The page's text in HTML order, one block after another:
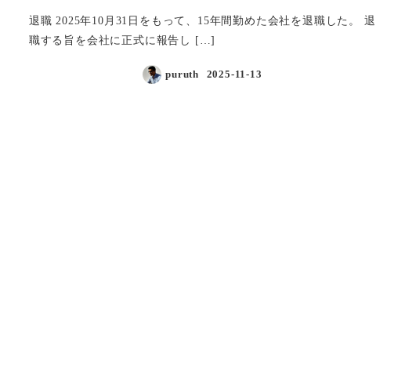
退職 2025年10月31日をもって、15年間勤めた会社を退職した。 退
職する旨を会社に正式に報告し […]
puruth 2025-11-13